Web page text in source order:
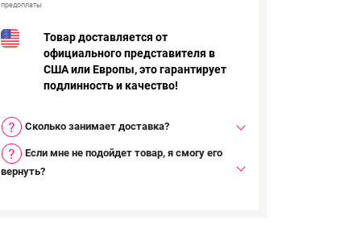
предоплаты
Товар доставляется от
официального представителя в
США или Европы, это гарантирует
подлинность и качество!
Сколько занимает доставка?
Если мне не подойдет товар, я смогу его
вернуть?